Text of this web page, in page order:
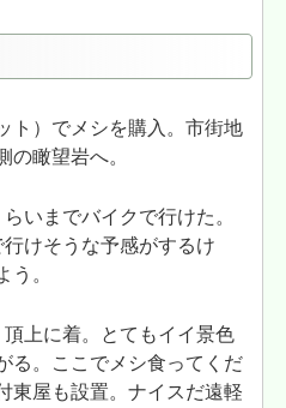
ト）でメシを購入。市街地
の瞰望岩へ。
いまでバイクで行けた。
けそうな予感がするけ
う。
上に着。とてもイイ景色
る。ここでメシ食ってくだ
東屋も設置。ナイスだ遠軽